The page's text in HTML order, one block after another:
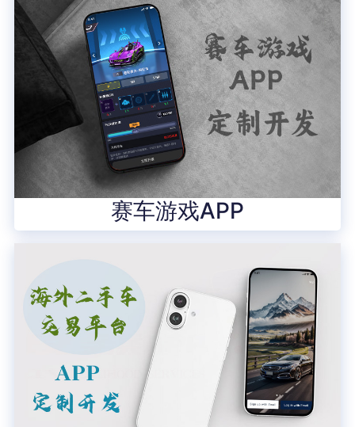
赛车游戏APP